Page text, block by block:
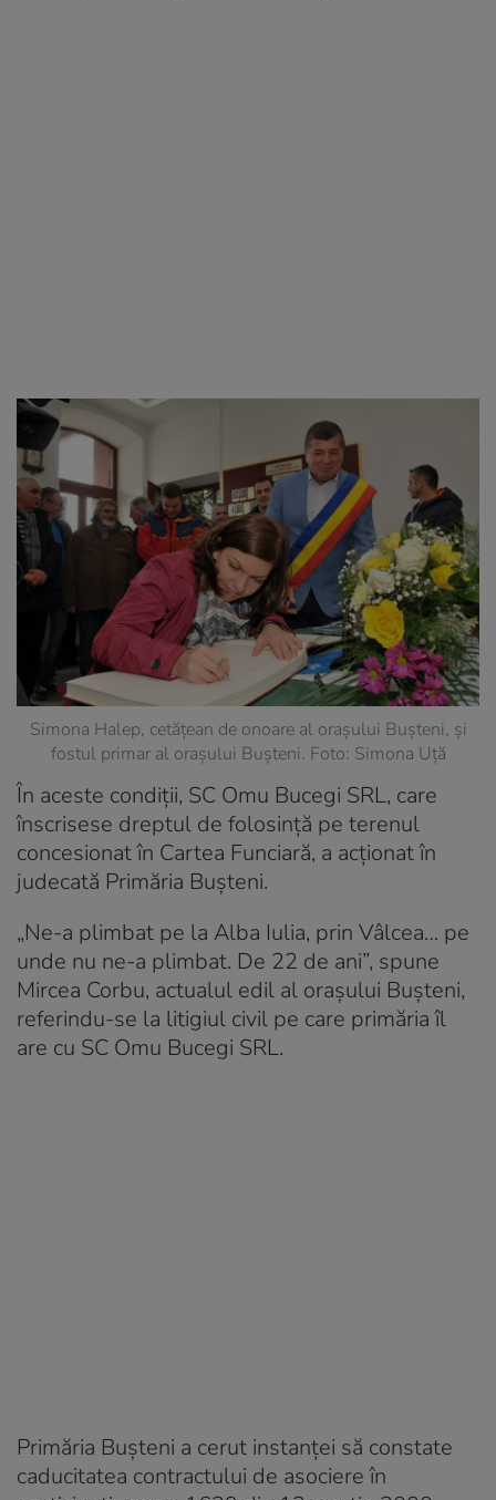
Simona Halep, cetăţean de onoare al oraşului Buşteni, și
fostul primar al orașului Bușteni. Foto: Simona Uţă
În aceste condiții, SC Omu Bucegi SRL, care
înscrisese dreptul de folosință pe terenul
concesionat în Cartea Funciară, a acționat în
judecată Primăria Bușteni.
„Ne-a plimbat pe la Alba Iulia, prin Vâlcea… pe
unde nu ne-a plimbat. De 22 de ani”, spune
Mircea Corbu, actualul edil al orașului Bușteni,
referindu-se la litigiul civil pe care primăria îl
are cu SC Omu Bucegi SRL.
Primăria Bușteni a cerut instanţei să constate
caducitatea contractului de asociere în